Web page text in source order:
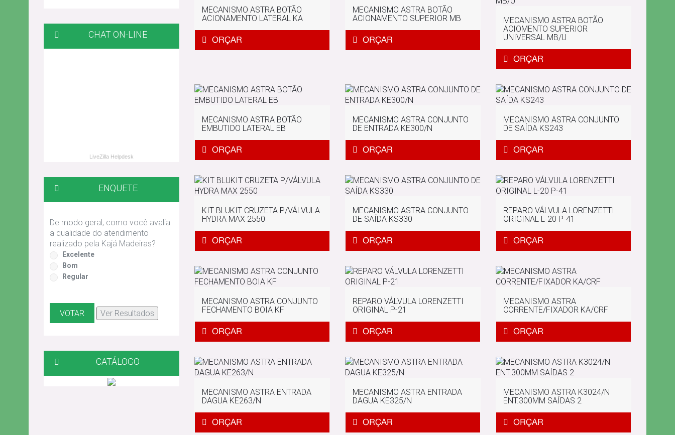
CHAT ON-LINE
LiveZilla Helpdesk
ENQUETE
De modo geral, como você avalia
a qualidade do atendimento
realizado pela Kajá Madeiras?
Excelente
Bom
Regular
CATÁLOGO
MECANISMO ASTRA BOTÃO
ACIONAMENTO LATERAL KA
MECANISMO ASTRA BOTÃO
ACIONAMENTO SUPERIOR MB
MECANISMO ASTRA BOTÃO
ACIOMENTO SUPERIOR
UNIVERSAL MB/U
MECANISMO ASTRA BOTÃO
EMBUTIDO LATERAL EB
MECANISMO ASTRA CONJUNTO
DE ENTRADA KE300/N
MECANISMO ASTRA CONJUNTO
DE SAÍDA KS243
KIT BLUKIT CRUZETA P/VÁLVULA
HYDRA MAX 2550
MECANISMO ASTRA CONJUNTO
DE SAÍDA KS330
REPARO VÁLVULA LORENZETTI
ORIGINAL L-20 P-41
MECANISMO ASTRA CONJUNTO
FECHAMENTO BOIA KF
REPARO VÁLVULA LORENZETTI
ORIGINAL P-21
MECANISMO ASTRA
CORRENTE/FIXADOR KA/CRF
MECANISMO ASTRA ENTRADA
DAGUA KE263/N
MECANISMO ASTRA ENTRADA
DAGUA KE325/N
MECANISMO ASTRA K3024/N
ENT.300MM SAÍDAS 2